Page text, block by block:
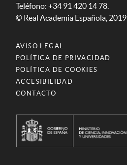
Teléfono: +34 91 420 14 78.
© Real Academia Española, 2019
AVISO LEGAL
POLÍTICA DE PRIVACIDAD
POLÍTICA DE COOKIES
ACCESIBILIDAD
CONTACTO